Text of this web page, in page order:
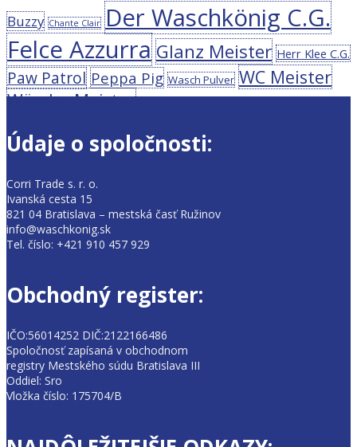
Buzzy Chante Clair
Der Waschkönig C.G.
Felce Azzurra Glanz Meister Herr Klee C.G.
Paw Patrol Peppa Pig Wasch Pulver WC Meister
Wäsche Meister
Údaje o spoločnosti:
Corri Trade s. r. o.
Ivanská cesta 15
821 04 Bratislava – mestská časť Ružinov
info@waschkonig.sk
Tel. číslo: +421 910 457 929
Obchodný register:
IČO:56014252 DIČ:2122166486
Spoločnosť zapísaná v obchodnom
registry Mestského súdu Bratislava III
Oddiel: Sro
Vložka číslo: 175704/B